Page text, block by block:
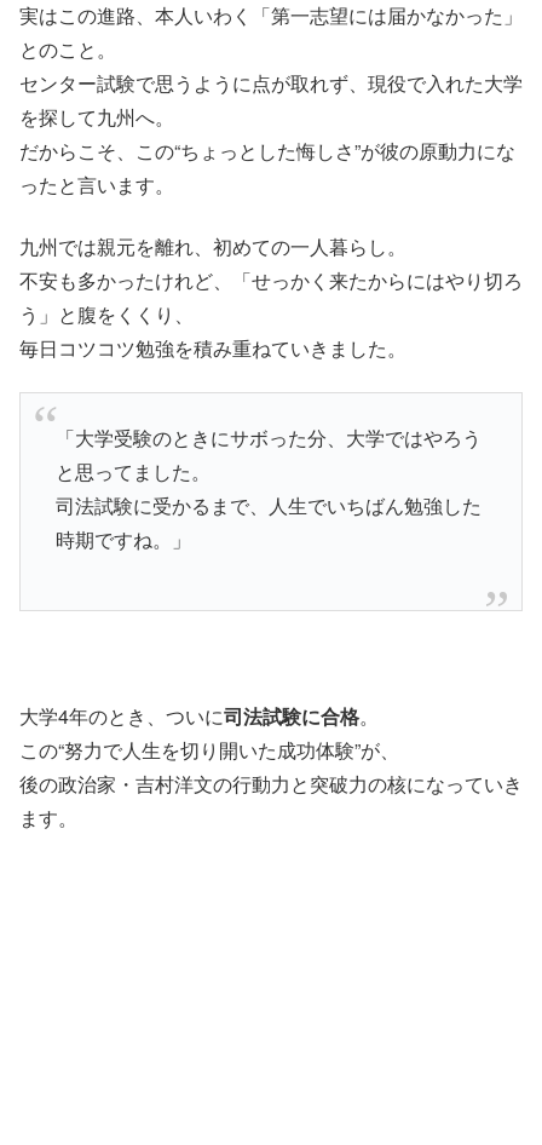
実はこの進路、本人いわく「第一志望には届かなかった」
とのこと。
センター試験で思うように点が取れず、現役で入れた大学
を探して九州へ。
だからこそ、この“ちょっとした悔しさ”が彼の原動力にな
ったと言います。
九州では親元を離れ、初めての一人暮らし。
不安も多かったけれど、「せっかく来たからにはやり切ろ
う」と腹をくくり、
毎日コツコツ勉強を積み重ねていきました。
「大学受験のときにサボった分、大学ではやろう
と思ってました。
司法試験に受かるまで、人生でいちばん勉強した
時期ですね。」
大学4年のとき、ついに司法試験に合格。
この“努力で人生を切り開いた成功体験”が、
後の政治家・吉村洋文の行動力と突破力の核になっていき
ます。